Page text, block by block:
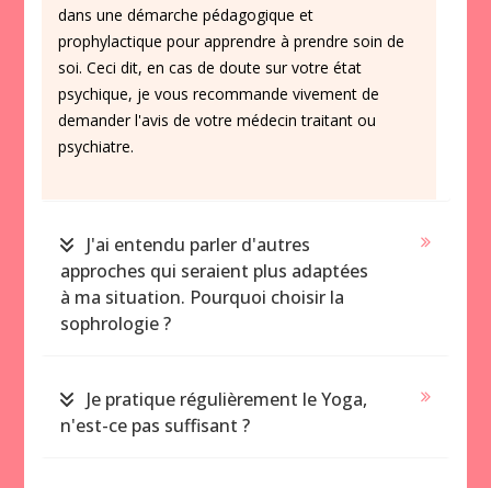
dans une démarche pédagogique et
prophylactique pour apprendre à prendre soin de
soi. Ceci dit, en cas de doute sur votre état
psychique, je vous recommande vivement de
demander l'avis de votre médecin traitant ou
psychiatre.
J'ai entendu parler d'autres
approches qui seraient plus adaptées
à ma situation. Pourquoi choisir la
sophrologie ?
Je pratique régulièrement le Yoga,
n'est-ce pas suffisant ?